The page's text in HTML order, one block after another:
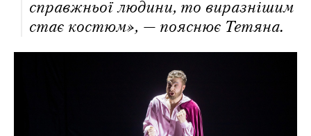
справжньої людини, то виразнішим
стає костюм», — пояснює Тетяна.